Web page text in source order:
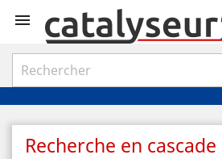

Recherche en cascade